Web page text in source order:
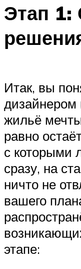
Этап 1:
Итак, вы
дизайнером
жильё
равно
с которыми
сразу, на
ничто не
вашего
этапе: